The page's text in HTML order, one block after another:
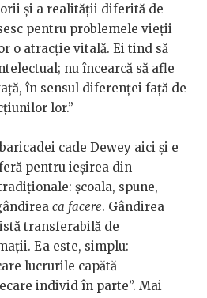
și a realității diferită de
pentru problemele vieții
o atracție vitală. Ei tind să
nu încearcă să afle
în sensul diferenței față de
lor.”
cade Dewey aici și e
pentru ieșirea din
școala, spune,
ca facere. Gândirea
transferabilă de
Ea este, simplu:
lucrurile capătă
individ în parte”. Mai